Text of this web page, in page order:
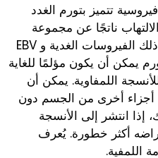
تتميز بتورم الغدد
ناتجًا عن مجموعة
متنوعة من الفيروسات بما في ذلك الفيروسات الغدية و EBV
يمكن أن يكون مؤلمًا للغاية
اللمفاوية. يمكن أن
أجزاء أخرى من الجسم دون
انتشر إلى الأنسجة
أكثر خطورة. يُعرف
اللمفية.